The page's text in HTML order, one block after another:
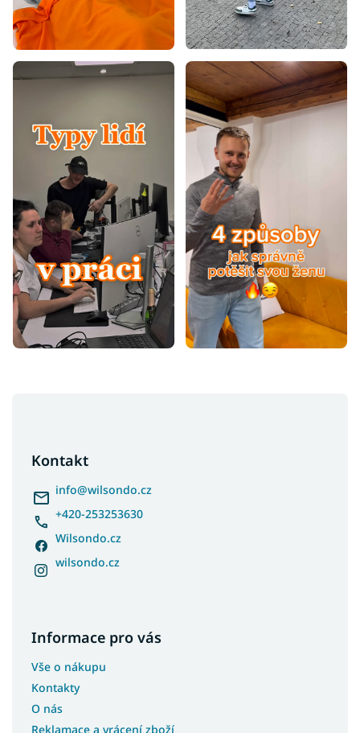
Kontakt
info@wilsondo.cz
+420-253253630
Wilsondo.cz
wilsondo.cz
Informace pro vás
Vše o nákupu
Kontakty
O nás
Reklamace a vrácení zboží